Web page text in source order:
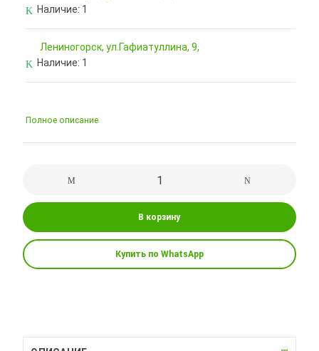
Наличие: 1
Лениногорск, ул.Гафиатуллина, 9,
Наличие: 1
Полное описание
В корзину
Купить по WhatsApp